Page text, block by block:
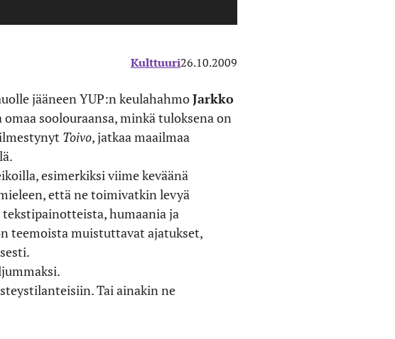
Kulttuuri26.10.2009
jääneen YUP:n keulahahmoJarkko
soolouraansa, minkä tuloksena on
Toivo, jatkaa maailmaa
esimerkiksi viime keväänä
että ne toimivatkin levyä
humaania ja
teemoista muistuttavat ajatukset,
Tai ainakin ne